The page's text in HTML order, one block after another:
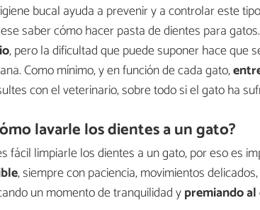
bucal ayuda a prevenir y a controlar este
saber cómo hacer pasta de dientes para gatos.
, pero la dificultad que puede suponer hace que
Como mínimo, y en función de cada gato,
con el veterinario, sobre todo si el gato ha
lavarle los dientes a un gato?
fácil limpiarle los dientes a un gato, por eso es
, siempre con paciencia, movimientos
un momento de tranquilidad ypremiando